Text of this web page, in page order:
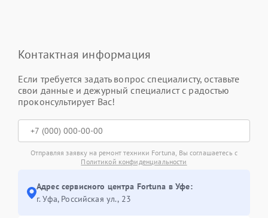
Контактная информация
Если требуется задать вопрос специалисту, оставьте
свои данные и дежурный специалист с радостью
проконсультирует Вас!
Отправляя заявку на ремонт техники Fortuna, Вы соглашаетесь с
Политикой конфиденциальности
Адрес сервисного центра Fortuna в Уфе:
г. Уфа, Российская ул., 23